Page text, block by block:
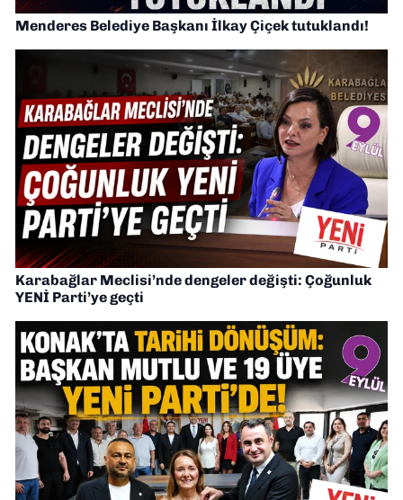
Menderes Belediye Başkanı İlkay Çiçek tutuklandı!
Karabağlar Meclisi’nde dengeler değişti: Çoğunluk
YENİ Parti’ye geçti